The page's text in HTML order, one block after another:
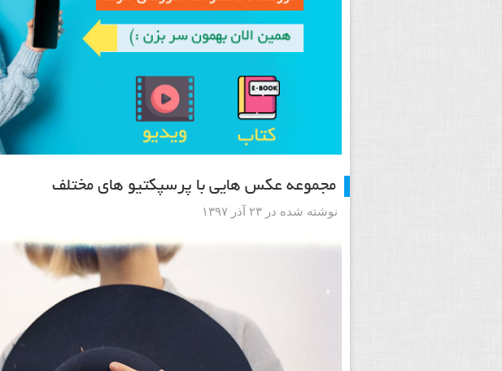
مجموعه عکس هایی با پرسپکتیو های مختلف
نوشته شده در ۲۳ آذر ۱۳۹۷